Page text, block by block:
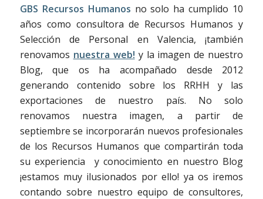
GBS Recursos Humanos no solo ha cumplido 10
años como consultora de Recursos Humanos y
Selección de Personal en Valencia, ¡también
renovamos nuestra web! y la imagen de nuestro
Blog, que os ha acompañado desde 2012
generando contenido sobre los RRHH y las
exportaciones de nuestro país. No solo
renovamos nuestra imagen, a partir de
septiembre se incorporarán nuevos profesionales
de los Recursos Humanos que compartirán toda
su experiencia y conocimiento en nuestro Blog
¡estamos muy ilusionados por ello! ya os iremos
contando sobre nuestro equipo de consultores,